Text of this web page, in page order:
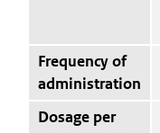
Frequency of
administration
Dosage per